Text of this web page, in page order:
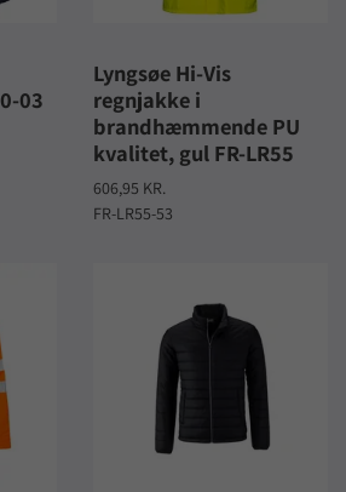
03
Lyngsøe Hi-Vis
regnjakke i
brandhæmmende PU
kvalitet, gul FR-LR55
606,95 KR.
FR-LR55-53